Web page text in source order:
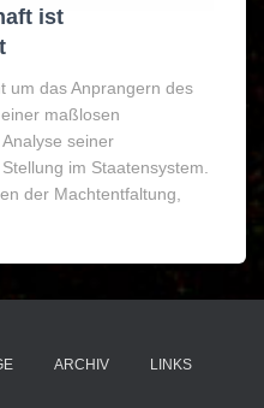
ist
um das Anprangern des
maßlosen
seiner
im Staatensystem.
der Machtentfaltung,
ARCHIV LINKS